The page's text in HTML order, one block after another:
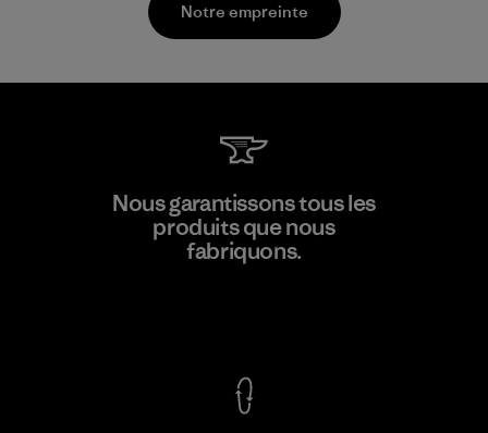
Formosa Textil
Notre empreinte
Nous garantissons tous les
produits que nous
fabriquons.